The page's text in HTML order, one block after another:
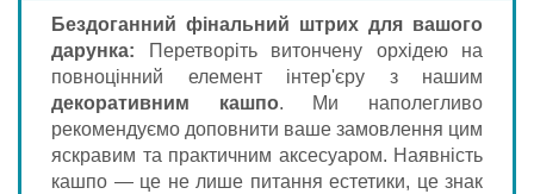
Бездоганний фінальний штрих для вашого
дарунка: Перетворіть витончену орхідею на
повноцінний елемент інтер'єру з нашим
декоративним кашпо. Ми наполегливо
рекомендуємо доповнити ваше замовлення цим
яскравим та практичним аксесуаром. Наявність
кашпо — це не лише питання естетики, це знак